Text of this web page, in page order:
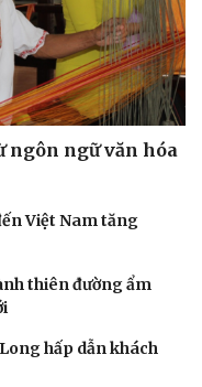
ngôn ngữ văn hóa
Việt Nam tăng
thiên đường ẩm
hấp dẫn khách